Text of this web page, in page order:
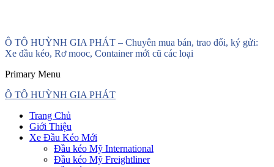
Ô TÔ HUỲNH GIA PHÁT – Chuyên mua bán, trao đổi, ký gửi:
Xe đầu kéo, Rơ mooc, Container mới cũ các loại
Primary Menu
Ô TÔ HUỲNH GIA PHÁT
Trang Chủ
Giới Thiệu
Xe Đầu Kéo Mới
Đầu kéo Mỹ International
Đầu kéo Mỹ Freightliner